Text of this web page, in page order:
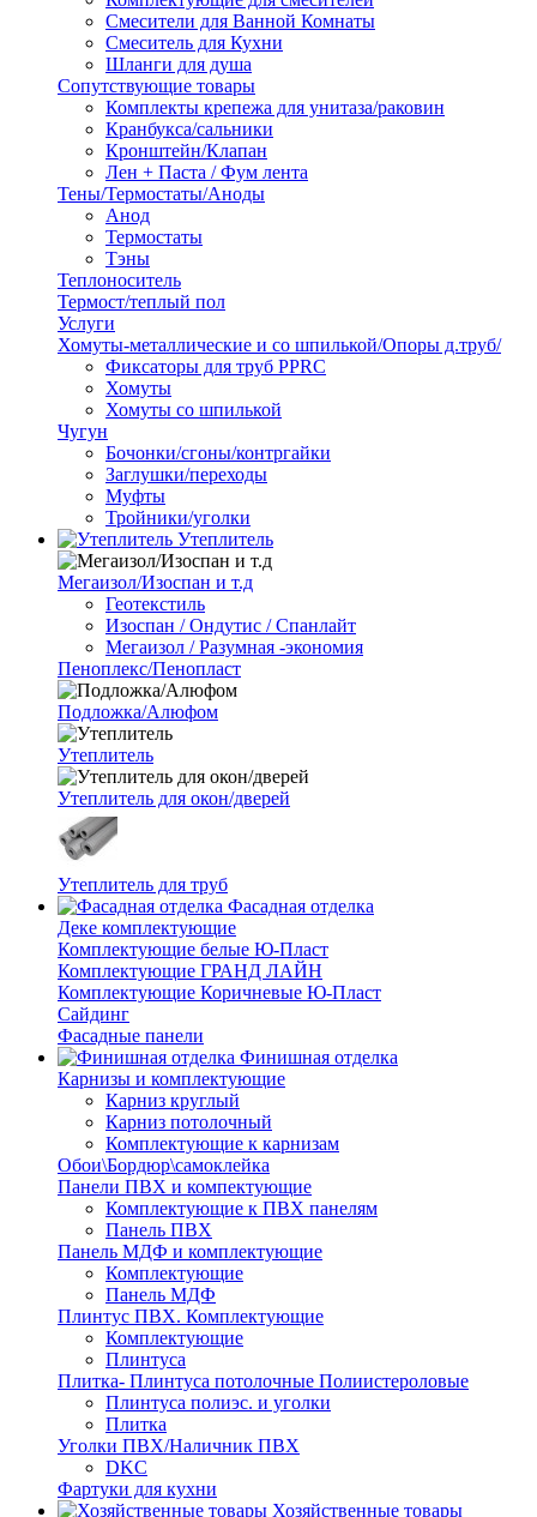
Смесители для Ванной Комнаты
Смеситель для Кухни
Шланги для душа
Сопутствующие товары
Комплекты крепежа для унитаза/раковин
Кранбукса/сальники
Кронштейн/Клапан
Лен + Паста / Фум лента
Тены/Термостаты/Аноды
Анод
Термостаты
Тэны
Теплоноситель
Термост/теплый пол
Услуги
Хомуты-металлические и со шпилькой/Опоры д.труб/
Фиксаторы для труб PPRC
Хомуты
Хомуты со шпилькой
Чугун
Бочонки/сгоны/контргайки
Заглушки/переходы
Муфты
Тройники/уголки
Утеплитель
Мегаизол/Изоспан и т.д
Геотекстиль
Изоспан / Ондутис / Спанлайт
Мегаизол / Разумная -экономия
Пеноплекс/Пенопласт
Подложка/Алюфом
Утеплитель
Утеплитель для окон/дверей
Утеплитель для труб
Фасадная отделка
Деке комплектующие
Комплектующие белые Ю-Пласт
Комплектующие ГРАНД ЛАЙН
Комплектующие Коричневые Ю-Пласт
Сайдинг
Фасадные панели
Финишная отделка
Карнизы и комплектующие
Карниз круглый
Карниз потолочный
Комплектующие к карнизам
Обои\Бордюр\самоклейка
Панели ПВХ и компектующие
Комплектующие к ПВХ панелям
Панель ПВХ
Панель МДФ и комплектующие
Комплектующие
Панель МДФ
Плинтус ПВХ. Комплектующие
Комплектующие
Плинтуса
Плитка- Плинтуса потолочные Полиистероловые
Плинтуса полиэс. и уголки
Плитка
Уголки ПВХ/Наличник ПВХ
DKC
Фартуки для кухни
Хозяйственные товары